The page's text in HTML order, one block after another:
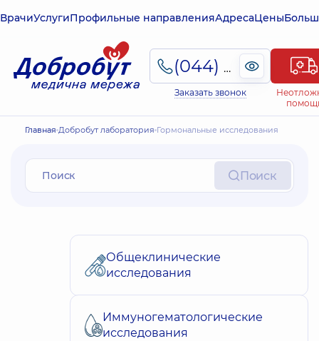
ВрачиУслугиПрофильные направленияАдресаЦены
(044) 495-2-888
Заказать звонок
Главная Добробут лаборатория Гормональные исследования
Поиск
Общеклинические
исследования
Иммуногематологические
исследования